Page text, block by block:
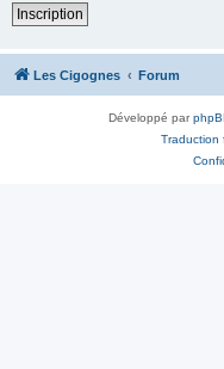
Inscription
Les Cigognes Forum
Développé par
Traduction